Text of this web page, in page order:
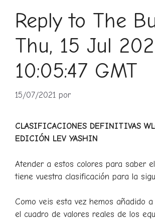
Reply to The
Thu, 15 Jul
10:05:47 GMT
15/07/2021 por
CLASIFICACIONES DEFINITIVAS
EDICIÓN LEV YASHIN
Atender a estos colores para saber
tiene vuestra clasificación para la
Como veis esta vez hemos añadido
el cuadro de valores reales de los